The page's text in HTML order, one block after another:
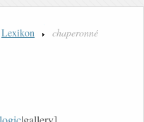
Lexikon chaperonné